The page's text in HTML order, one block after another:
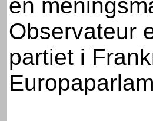
en
Observateur
partiet i